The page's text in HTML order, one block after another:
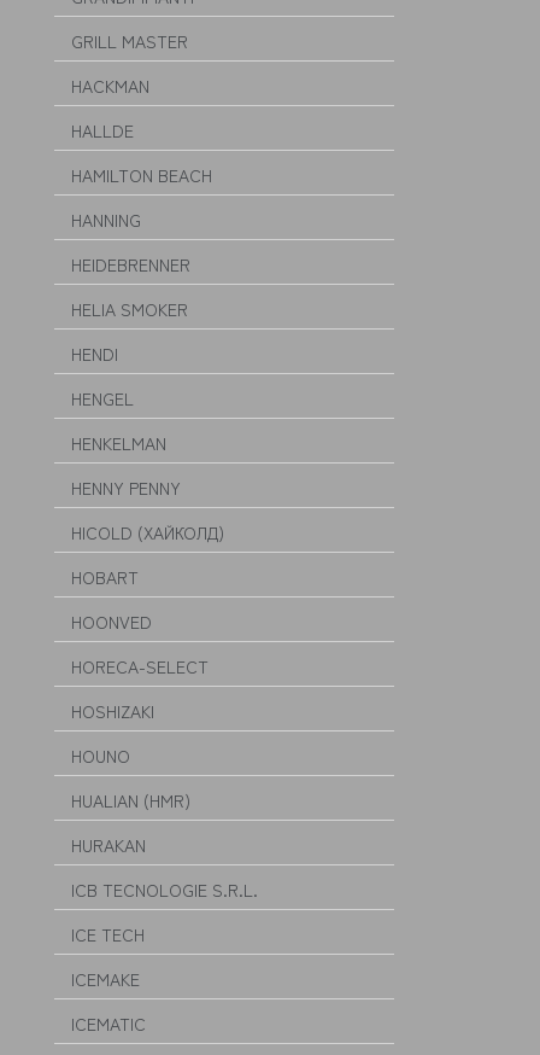
GRILL MASTER
HACKMAN
HALLDE
HAMILTON BEACH
HANNING
HEIDEBRENNER
HELIA SMOKER
HENDI
HENGEL
HENKELMAN
HENNY PENNY
HICOLD (ХАЙКОЛД)
HOBART
HOONVED
HORECA-SELECT
HOSHIZAKI
HOUNO
HUALIAN (HMR)
HURAKAN
ICB TECNOLOGIE S.R.L.
ICE TECH
ICEMAKE
ICEMATIC